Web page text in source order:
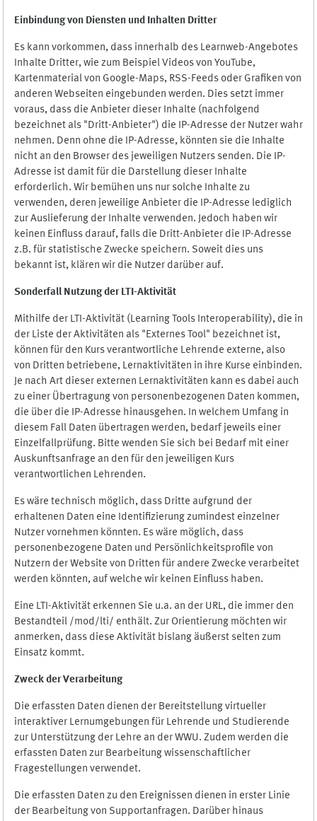
Einbindung von Diensten und Inhalten Dritter
Es kann vorkommen, dass innerhalb des Learnweb-Angebotes
Inhalte Dritter, wie zum Beispiel Videos von YouTube,
Kartenmaterial von Google-Maps, RSS-Feeds oder Grafiken von
anderen Webseiten eingebunden werden. Dies setzt immer
voraus, dass die Anbieter dieser Inhalte (nachfolgend
bezeichnet als "Dritt-Anbieter") die IP-Adresse der Nutzer wahr
nehmen. Denn ohne die IP-Adresse, könnten sie die Inhalte
nicht an den Browser des jeweiligen Nutzers senden. Die IP-
Adresse ist damit für die Darstellung dieser Inhalte
erforderlich. Wir bemühen uns nur solche Inhalte zu
verwenden, deren jeweilige Anbieter die IP-Adresse lediglich
zur Auslieferung der Inhalte verwenden. Jedoch haben wir
keinen Einfluss darauf, falls die Dritt-Anbieter die IP-Adresse
z.B. für statistische Zwecke speichern. Soweit dies uns
bekannt ist, klären wir die Nutzer darüber auf.
Sonderfall Nutzung der LTI-Aktivität
Mithilfe der LTI-Aktivität (Learning Tools Interoperability), die in
der Liste der Aktivitäten als "Externes Tool" bezeichnet ist,
können für den Kurs verantwortliche Lehrende externe, also
von Dritten betriebene, Lernaktivitäten in ihre Kurse einbinden.
Je nach Art dieser externen Lernaktivitäten kann es dabei auch
zu einer Übertragung von personenbezogenen Daten kommen,
die über die IP-Adresse hinausgehen. In welchem Umfang in
diesem Fall Daten übertragen werden, bedarf jeweils einer
Einzelfallprüfung. Bitte wenden Sie sich bei Bedarf mit einer
Auskunftsanfrage an den für den jeweiligen Kurs
verantwortlichen Lehrenden.
Es wäre technisch möglich, dass Dritte aufgrund der
erhaltenen Daten eine Identifizierung zumindest einzelner
Nutzer vornehmen könnten. Es wäre möglich, dass
personenbezogene Daten und Persönlichkeitsprofile von
Nutzern der Website von Dritten für andere Zwecke verarbeitet
werden könnten, auf welche wir keinen Einfluss haben.
Eine LTI-Aktivität erkennen Sie u.a. an der URL, die immer den
Bestandteil /mod/lti/ enthält. Zur Orientierung möchten wir
anmerken, dass diese Aktivität bislang äußerst selten zum
Einsatz kommt.
Zweck der Verarbeitung
Die erfassten Daten dienen der Bereitstellung virtueller
interaktiver Lernumgebungen für Lehrende und Studierende
zur Unterstützung der Lehre an der WWU. Zudem werden die
erfassten Daten zur Bearbeitung wissenschaftlicher
Fragestellungen verwendet.
Die erfassten Daten zu den Ereignissen dienen in erster Linie
der Bearbeitung von Supportanfragen. Darüber hinaus